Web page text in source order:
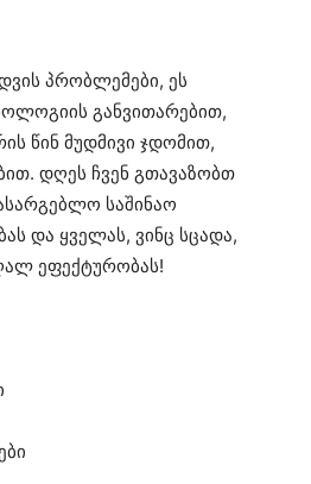
პრობლემები, ეს
განვითარებით,
წინ მუდმივი ჯდომით,
დღეს ჩვენ გთავაზობთ
საშინაო
და ყველას, ვინც სცადა,
ეფექტურობას!